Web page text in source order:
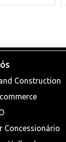
Construction
Concessionário